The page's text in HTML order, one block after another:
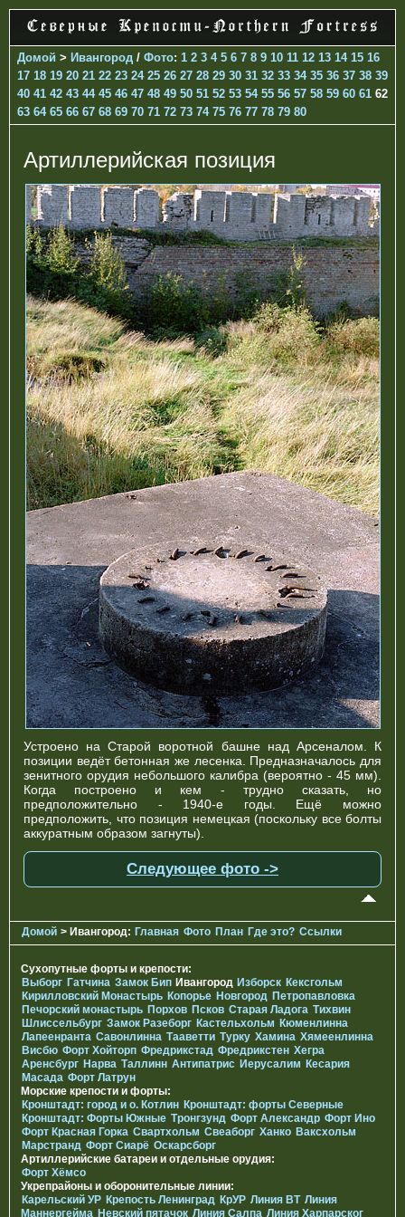
Домой > Ивангород / Фото: 1 2 3 4 5 6 7 8 9 10 11 12 13 14 15 16
17 18 19 20 21 22 23 24 25 26 27 28 29 30 31 32 33 34 35 36 37 38 39
40 41 42 43 44 45 46 47 48 49 50 51 52 53 54 55 56 57 58 59 60 61 62
63 64 65 66 67 68 69 70 71 72 73 74 75 76 77 78 79 80
Артиллерийская позиция
Устроено на Старой воротной башне над Арсеналом. К
позиции ведёт бетонная же лесенка. Предназначалось для
зенитного орудия небольшого калибра (вероятно - 45 мм).
Когда построено и кем - трудно сказать, но
предположительно - 1940-е годы. Ещё можно
предположить, что позиция немецкая (поскольку все болты
аккуратным образом загнуты).
Следующее фото ->
Домой > Ивангород: Главная Фото План Где это? Ссылки
Сухопутные форты и крепости:
Выборг Гатчина Замок Бип Ивангород Изборск Кексгольм
Кирилловский Монастырь Копорье Новгород Петропавловка
Печорcкий монастырь Порхов Псков Старая Ладога Тихвин
Шлиссельбург Замок Разеборг Кастельхольм Кюменлинна
Лапеенранта Савонлинна Тааветти Турку Хамина Хямеенлинна
Висбю Форт Хойторп Фредрикстад Фредрикстен Хегра
Аренсбург Нарва Таллинн Антипатрис Иерусалим Кесария
Масада Форт Латрун
Морские крепости и форты:
Кронштадт: город и о. Котлин Кронштадт: форты Северные
Кронштадт: Форты Южные Тронгзунд Форт Александр Форт Ино
Форт Красная Горка Свартхольм Свеаборг Ханко Ваксхольм
Марстранд Форт Сиарё Оскарсборг
Артиллерийские батареи и отдельные орудия:
Форт Хёмсо
Укрепрайоны и оборонительные линии:
Карельский УР Крепость Ленинград КрУР Линия ВТ Линия
Маннергейма Невский пятачок Линия Салпа Линия Харпарског